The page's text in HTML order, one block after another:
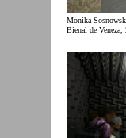
Monika
Bienal de Veneza,